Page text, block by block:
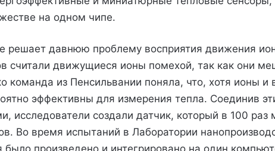
на одном чипе.
решает давнюю проблему восприятия движения
считали движущиеся ионы помехой, так как они
команда из Пенсильвании поняла, что, хотя ионы и
эффективны для измерения тепла. Соединив
исследователи создали датчик, который в 100
Во время испытаний в Лаборатории